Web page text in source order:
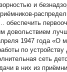
и
довольствием
1947 года «О
по устройству
сеть
в них из